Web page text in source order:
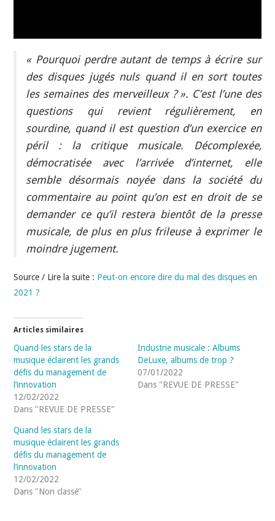
« Pourquoi perdre autant de temps à écrire sur
des disques jugés nuls quand il en sort toutes
les semaines des merveilleux ? ». C’est l’une des
questions qui revient régulièrement, en
sourdine, quand il est question d’un exercice en
péril : la critique musicale. Décomplexée,
démocratisée avec l’arrivée d’internet, elle
semble désormais noyée dans la société du
commentaire au point qu’on est en droit de se
demander ce qu’il restera bientôt de la presse
musicale, de plus en plus frileuse à exprimer le
moindre jugement.
Source / Lire la suite : Peut-on encore dire du mal des disques en
2021 ?
Articles similaires
Quand les stars de la
musique éclairent les grands
défis du management de
l’innovation
12/02/2022
Dans "REVUE DE PRESSE"
Industrie musicale : Albums
DeLuxe, albums de trop ?
07/01/2022
Dans "REVUE DE PRESSE"
Quand les stars de la
musique éclairent les grands
défis du management de
l’innovation
12/02/2022
Dans "Non classé"